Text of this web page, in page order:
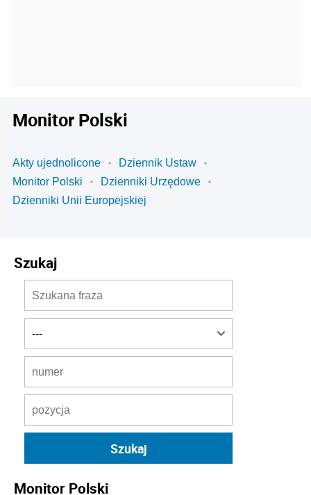
Monitor Polski
Akty ujednolicone
Dziennik Ustaw
Monitor Polski
Dzienniki Urzędowe
Dzienniki Unii Europejskiej
Szukaj
Monitor Polski